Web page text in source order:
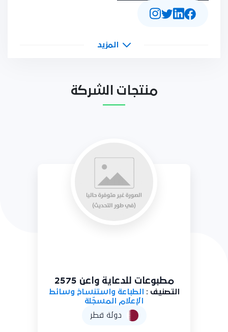
المزيد
منتجات الشركة
مطبوعات للدعاية واعن 2575
التصنيف :
الطباعة واستنساخ وسائط
الإعلام المسجّلة
دولة قطر